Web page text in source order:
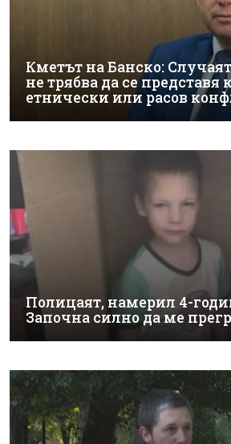
Кметът на Банско:
не трябва да се представя
етнически или расов
Полицаят, намерил 4-
Започна силно да ме